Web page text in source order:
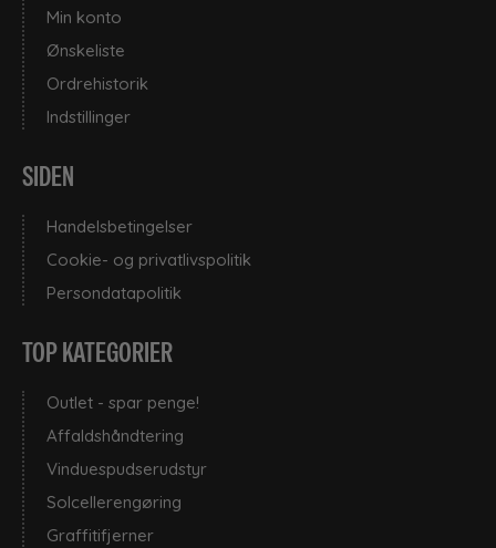
Min konto
Ønskeliste
Ordrehistorik
Indstillinger
SIDEN
Handelsbetingelser
Cookie- og privatlivspolitik
Persondatapolitik
TOP KATEGORIER
Outlet - spar penge!
Affaldshåndtering
Vinduespudserudstyr
Solcellerengøring
Graffitifjerner